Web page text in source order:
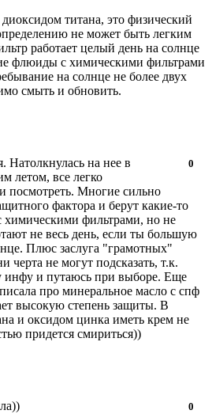
титана, это физический
не может быть легким
работает целый день на солнце
флюиды с химическими фильтрами
на солнце не более двух
смыть и обновить.
Нравится!
0
Натолкнулась на нее в
летом, все легко
посмотреть. Многие сильно
фактора и берут какие-то
химическими фильтрами, но не
не весь день, если ты большую
Плюс заслуга "грамотных"
черта не могут подсказать, т.к.
инфу и путаюсь при выборе. Еще
про минеральное масло с спф
высокую степень защиты. В
и оксидом цинка иметь крем не
придется смириться))
Нравится!
0